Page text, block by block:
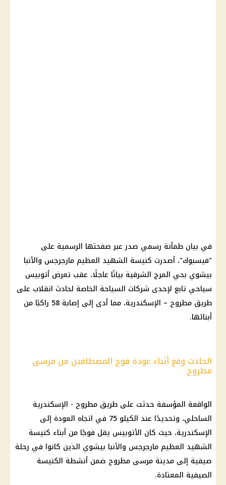
في بيان طمأنة رسمي صدر عبر صفحتها الرسمية على
"فيسبوك"، أصدرت كنيسة الشهيد العظيم مارجرجس والأنبا
بيشوي بحي المرج الشرقية بيانًا عاجلًا، عقب تعرض أتوبيس
سياحي تابع لإحدى شركات السياحة الخاصة لحادث انقلاب على
طريق مطروح – الإسكندرية، مما أدى إلى إصابة 58 راكبًا من
أبنائها.
الحادث وقع أثناء عودة فوج المصطافين من مرسى
مطروح
الواقعة المؤسفة حدثت على طريق مطروح - الإسكندرية
الساحلي، وتحديدًا عند الكيلو 75 في اتجاه العودة إلى
الإسكندرية، حيث كان الأتوبيس يقل فوجًا من أبناء كنيسة
الشهيد العظيم مارجرجس والأنبا بيشوي الذين كانوا في رحلة
صيفية إلى مدينة مرسى مطروح ضمن أنشطة الكنيسة
الصيفية المعتادة.